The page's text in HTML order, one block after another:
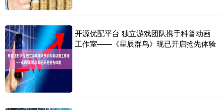
开源优配平台 独立游戏团队携手科普动画
工作室——《星辰群鸟》现已开启抢先体验